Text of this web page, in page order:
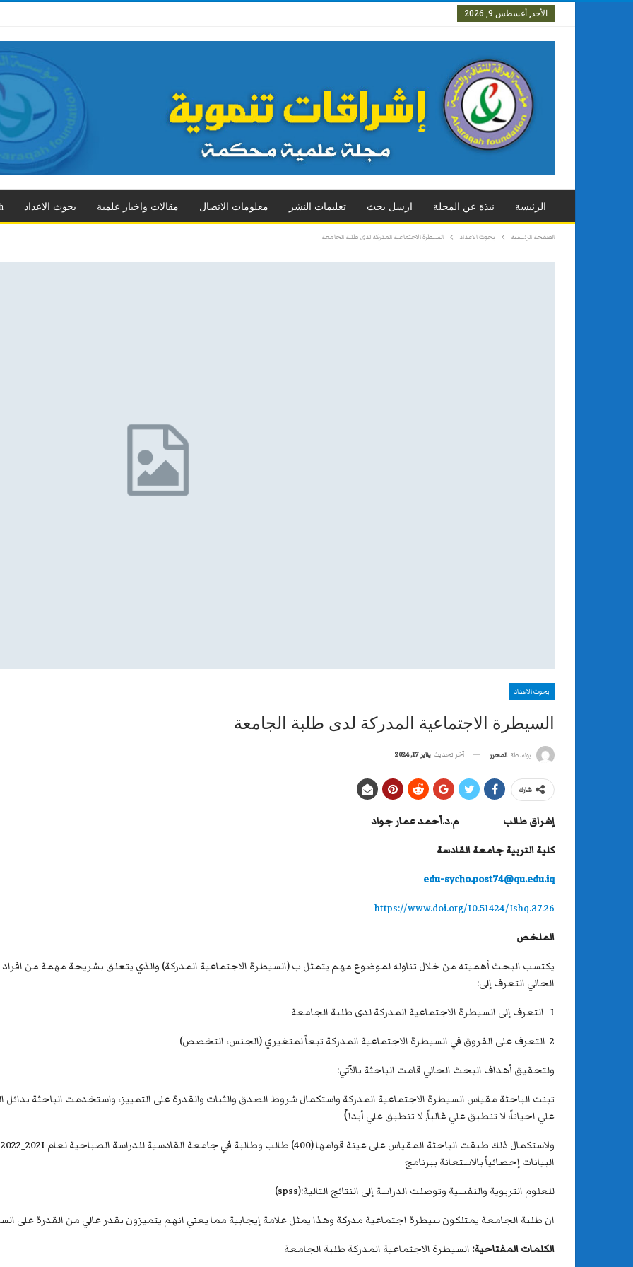
الأحد, أغسطس 9, 2026
الرئيسة نبذة عن المجلة ارسل بحث تعليمات النشر معلومات الاتصال مقالات واخبار علمية بحوث الاعداد
الصفحة الرئيسية بحوث الاعداد السيطرة الاجتماعية المدركة لدى طلبة الجامعة
بحوث الاعداد
السيطرة الاجتماعية المدركة لدى طلبة الجامعة
بواسطة المحرر آخر تحديث يناير 17, 2024
شارك
إشراق طالب م.د.أحمد عمار جواد
كلية التربية جامعة القادسة
edu-sycho.post74@qu.edu.iq
https://www.doi.org/10.51424/Ishq.37.26
الملخص
يكتسب البحث أهميته من خلال تناوله لموضوع مهم يتمثل ب (السيطرة الاجتماعية المدركة) والذي يتعلق بشريحة مهمة من
الحالي التعرف إلى:
1- التعرف إلى السيطرة الاجتماعية المدركة لدى طلبة الجامعة
2-التعرف على الفروق في السيطرة الاجتماعية المدركة تبعاً لمتغيري (الجنس، التخصص)
ولتحقيق أهداف البحث الحالي قامت الباحثة بالآتي:
تبنت الباحثة مقياس السيطرة الاجتماعية المدركة واستكمال شروط الصدق والثبات والقدرة على التمييز، واستخدمت الباحثة
علي احياناً، لا تنطبق علي غالباً, لا تنطبق علي أبدا)ً
البيانات إحصائياً بالاستعانة ببرنامج
للعلوم التربوية والنفسية وتوصلت الدراسة إلى النتائج التالية:(spss)
ان طلبة الجامعة يمتلكون سيطرة اجتماعية مدركة وهذا يمثل علامة إيجابية مما يعني انهم يتميزون بقدر عالي من القدرة على
الكلمات المفتاحية: السيطرة الاجتماعية المدركة طلبة الجامعة